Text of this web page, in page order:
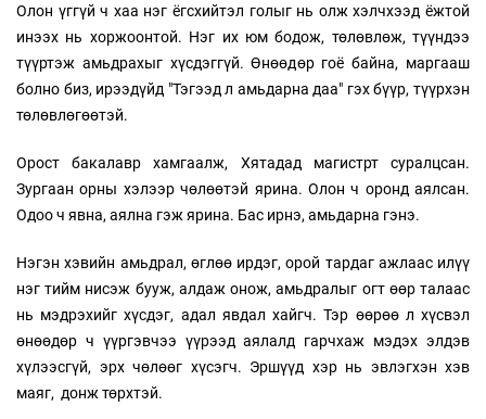
Олон үггүй ч хаа нэг ёгсхийтэл голыг нь олж хэлчхээд ёжтой
инээх нь хоржоонтой. Нэг их юм бодож, төлөвлөж, түүндээ
түүртэж амьдрахыг хүсдэггүй. Өнөөдөр гоё байна, маргааш
болно биз, ирээдүйд "Тэгээд л амьдарна даа" гэх бүүр, түүрхэн
төлөвлөгөөтэй.
Орост бакалавр хамгаалж, Хятадад магистрт суралцсан.
Зургаан орны хэлээр чөлөөтэй ярина. Олон ч оронд аялсан.
Одоо ч явна, аялна гэж ярина. Бас ирнэ, амьдарна гэнэ.
Нэгэн хэвийн амьдрал, өглөө ирдэг, орой тардаг ажлаас илүү
нэг тийм нисэж бууж, алдаж онож, амьдралыг огт өөр талаас
нь мэдрэхийг хүсдэг, адал явдал хайгч. Тэр өөрөө л хүсвэл
өнөөдөр ч үүргэвчээ үүрээд аялалд гарчхаж мэдэх элдэв
хүлээсгүй, эрх чөлөөг хүсэгч. Эршүүд хэр нь эвлэгхэн хэв
маяг, донж төрхтэй.